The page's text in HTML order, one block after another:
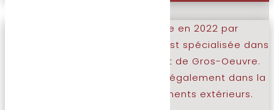
Créée en 2005 et rachetée en 2022 par
SOPICONCEPT. AP Construction est spécialisée dans
les travaux de terrassement et de Gros-Oeuvre.
L’entreprise vous accompagne également dans la
réalisation de vos aménagements extérieurs.